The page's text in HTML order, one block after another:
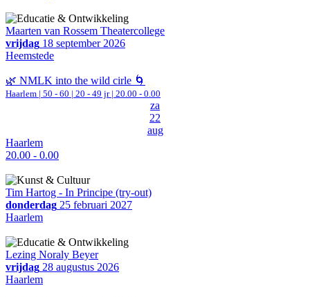
Maarten van Rossem Theatercollege
vrijdag 18 september 2026
Heemstede
🌿 NMLK into the wild cirle 🌀
Haarlem | 50 - 60 | 20 - 49 jr | 20.00 - 0.00
za
22
aug
Haarlem
20.00 - 0.00
Tim Hartog - In Principe (try-out)
donderdag 25 februari 2027
Haarlem
Lezing Noraly Beyer
vrijdag 28 augustus 2026
Haarlem